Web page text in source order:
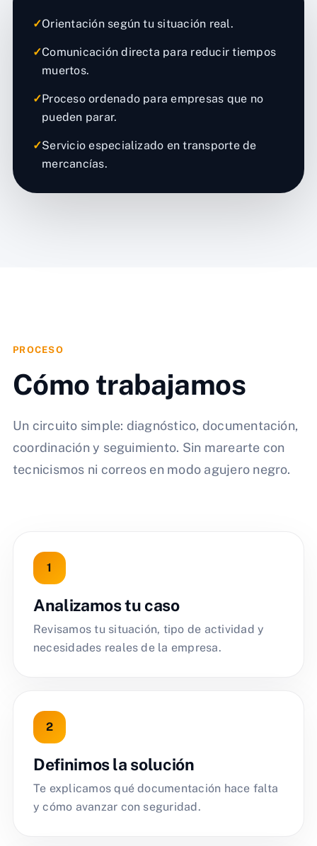
✓Orientación según tu situación real.
✓Comunicación directa para reducir tiempos
muertos.
✓Proceso ordenado para empresas que no
pueden parar.
✓Servicio especializado en transporte de
mercancías.
PROCESO
Cómo trabajamos
Un circuito simple: diagnóstico, documentación,
coordinación y seguimiento. Sin marearte con
tecnicismos ni correos en modo agujero negro.
Analizamos tu caso
Revisamos tu situación, tipo de actividad y
necesidades reales de la empresa.
Definimos la solución
Te explicamos qué documentación hace falta
y cómo avanzar con seguridad.